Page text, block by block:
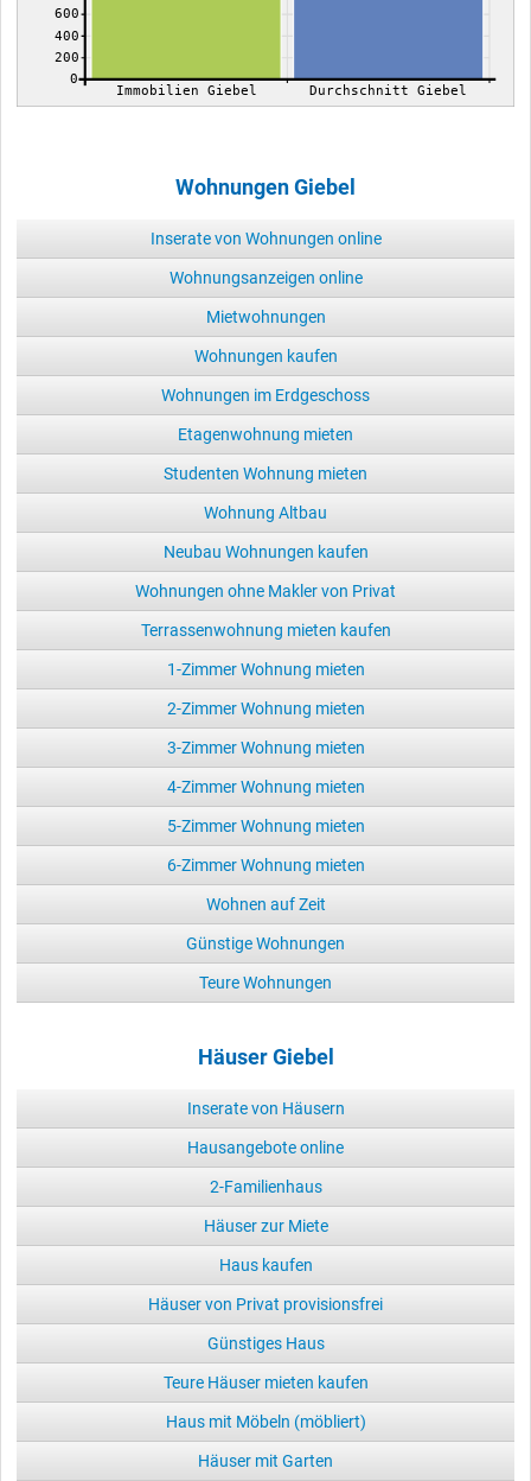
0
200
400
600
Immobilien Giebel Durchschnitt Giebel
Wohnungen Giebel
Inserate von Wohnungen online
Wohnungsanzeigen online
Mietwohnungen
Wohnungen kaufen
Wohnungen im Erdgeschoss
Etagenwohnung mieten
Studenten Wohnung mieten
Wohnung Altbau
Neubau Wohnungen kaufen
Wohnungen ohne Makler von Privat
Terrassenwohnung mieten kaufen
1-Zimmer Wohnung mieten
2-Zimmer Wohnung mieten
3-Zimmer Wohnung mieten
4-Zimmer Wohnung mieten
5-Zimmer Wohnung mieten
6-Zimmer Wohnung mieten
Wohnen auf Zeit
Günstige Wohnungen
Teure Wohnungen
Häuser Giebel
Inserate von Häusern
Hausangebote online
2-Familienhaus
Häuser zur Miete
Haus kaufen
Häuser von Privat provisionsfrei
Günstiges Haus
Teure Häuser mieten kaufen
Haus mit Möbeln (möbliert)
Häuser mit Garten